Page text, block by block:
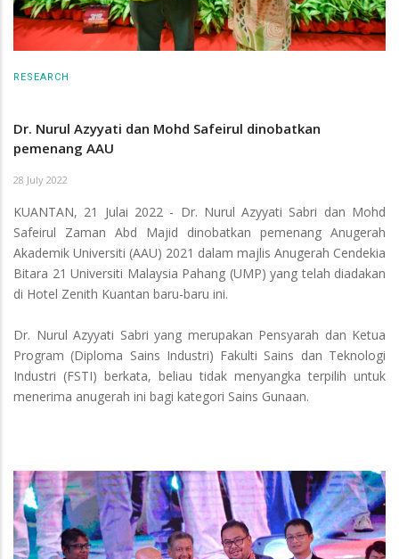
RESEARCH
Dr. Nurul Azyyati dan Mohd Safeirul dinobatkan
pemenang AAU
28 July 2022
KUANTAN, 21 Julai 2022 - Dr. Nurul Azyyati Sabri dan Mohd
Safeirul Zaman Abd Majid dinobatkan pemenang Anugerah
Akademik Universiti (AAU) 2021 dalam majlis Anugerah Cendekia
Bitara 21 Universiti Malaysia Pahang (UMP) yang telah diadakan
di Hotel Zenith Kuantan baru-baru ini.
Dr. Nurul Azyyati Sabri yang merupakan Pensyarah dan Ketua
Program (Diploma Sains Industri) Fakulti Sains dan Teknologi
Industri (FSTI) berkata, beliau tidak menyangka terpilih untuk
menerima anugerah ini bagi kategori Sains Gunaan.